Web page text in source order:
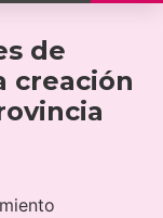
de
creación